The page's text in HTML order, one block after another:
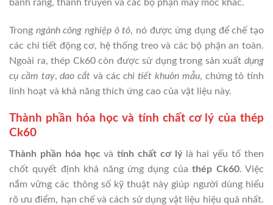
bánh răng, thanh truyền và các bộ phận máy móc khác.
Trong ngành công nghiệp ô tô, nó được ứng dụng để chế tạo
các chi tiết động cơ, hệ thống treo và các bộ phận an toàn.
Ngoài ra, thép Ck60 còn được sử dụng trong sản xuất dụng
cụ cầm tay,dao cắt và cácchi tiết khuôn mẫu, chứng tỏ tính
linh hoạt và khả năng thích ứng cao của vật liệu này.
Thành phần hóa học và tính chất cơ lý của thép
Ck60
Thành phần hóa họcvàtính chất cơ lýlà hai yếu tố then
chốt quyết định khả năng ứng dụng củathép Ck60. Việc
nắm vững các thông số kỹ thuật này giúp người dùng hiểu
rõ ưu điểm, hạn chế và cách sử dụng vật liệu hiệu quả nhất.